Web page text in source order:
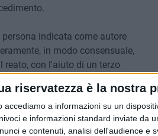
riservatezza è la nostra
accediamo a informazioni su un
e informazioni standard inviate da
e contenuti, analisi dell'audience e
indicata come autore
in modo consensuale,
con l'aiuto di un terzo
della vittima del reato,
e la ricostituzione dei